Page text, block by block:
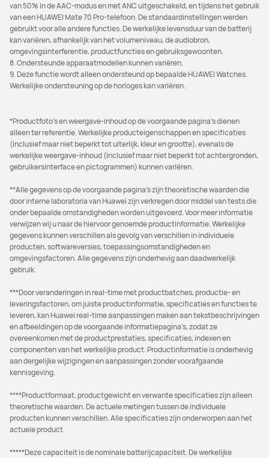
van 50% in de AAC-modus en met ANC uitgeschakeld, en tijdens het gebruik
van een HUAWEI Mate 70 Pro-telefoon. De standaardinstellingen werden
gebruikt voor alle andere functies. De werkelijke levensduur van de batterij
kan variëren, afhankelijk van het volumeniveau, de audiobron,
omgevingsinterferentie, productfuncties en gebruiksgewoonten.
8. Ondersteunde apparaatmodellen kunnen variëren.
9. Deze functie wordt alleen ondersteund op bepaalde HUAWEI Watches.
Werkelijke ondersteuning op de horloges kan variëren.
*Productfoto's en weergave-inhoud op de voorgaande pagina's dienen
alleen ter referentie. Werkelijke producteigenschappen en specificaties
(inclusief maar niet beperkt tot uiterlijk, kleur en grootte), evenals de
werkelijke weergave-inhoud (inclusief maar niet beperkt tot achtergronden,
gebruikersinterface en pictogrammen) kunnen variëren.
**Alle gegevens op de voorgaande pagina's zijn theoretische waarden die
door interne laboratoria van Huawei zijn verkregen door middel van tests die
onder bepaalde omstandigheden worden uitgevoerd. Voor meer informatie
verwijzen wij u naar de hiervoor genoemde productinformatie. Werkelijke
gegevens kunnen verschillen als gevolg van verschillen in individuele
producten, softwareversies, toepassingsomstandigheden en
omgevingsfactoren. Alle gegevens zijn onderhevig aan daadwerkelijk
gebruik.
***Door veranderingen in real-time met productbatches, productie- en
leveringsfactoren, om juiste productinformatie, specificaties en functies te
leveren, kan Huawei real-time aanpassingen maken aan tekstbeschrijvingen
en afbeeldingen op de voorgaande informatiepagina's, zodat ze
overeenkomen met de productprestaties, specificaties, indexen en
componenten van het werkelijke product. Productinformatie is onderhevig
aan dergelijke wijzigingen en aanpassingen zonder voorafgaande
kennisgeving.
****Productformaat, productgewicht en verwante specificaties zijn alleen
theoretische waarden. De actuele metingen tussen de individuele
producten kunnen verschillen. Alle specificaties zijn onderworpen aan het
actuele product.
*****Deze capaciteit is de nominale batterijcapaciteit. De werkelijke